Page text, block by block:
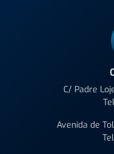
C/ Padre
Avenida de